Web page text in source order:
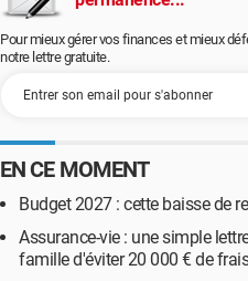
Pour mieux gérer vos finances et mieux
notre lettre gratuite.
EN CE MOMENT
Budget 2027 : cette baisse de
Assurance-vie : une simple
famille d'éviter 20 000 € de